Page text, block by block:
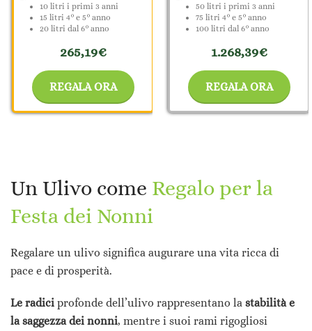
10 litri i primi 3 anni
15 litri 4° e 5° anno
20 litri dal 6° anno
265,19€
REGALA ORA
50 litri i primi 3 anni
75 litri 4° e 5° anno
100 litri dal 6° anno
1.268,39€
REGALA ORA
Un Ulivo come Regalo per la
Festa dei Nonni
Regalare un ulivo significa augurare una vita ricca di
pace e di prosperità.
Le radici profonde dell’ulivo rappresentano la stabilità e
la saggezza dei nonni, mentre i suoi rami rigogliosi